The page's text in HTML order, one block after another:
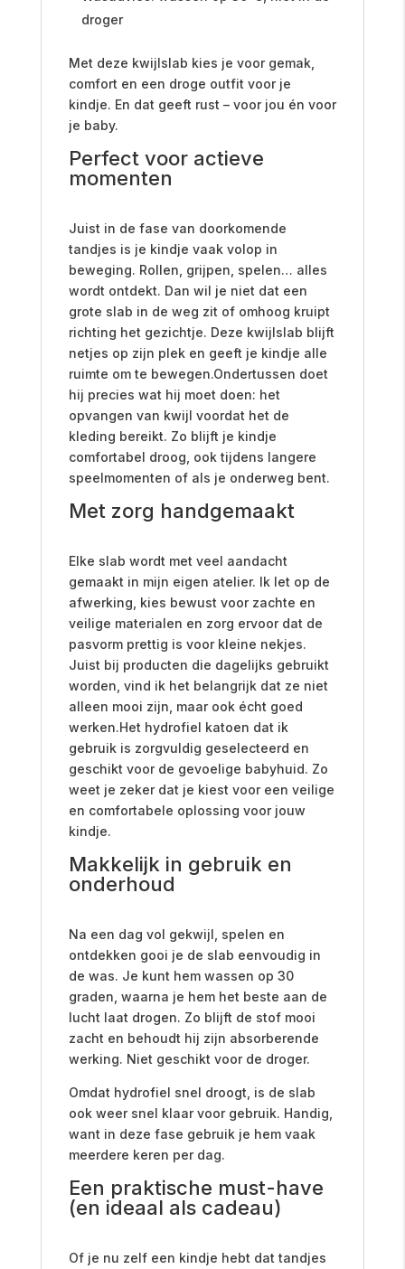
droger
Met deze kwijlslab kies je voor gemak,
comfort en een droge outfit voor je
kindje. En dat geeft rust – voor jou én voor
je baby.
Perfect voor actieve
momenten
Juist in de fase van doorkomende
tandjes is je kindje vaak volop in
beweging. Rollen, grijpen, spelen… alles
wordt ontdekt. Dan wil je niet dat een
grote slab in de weg zit of omhoog kruipt
richting het gezichtje. Deze kwijlslab blijft
netjes op zijn plek en geeft je kindje alle
ruimte om te bewegen.Ondertussen doet
hij precies wat hij moet doen: het
opvangen van kwijl voordat het de
kleding bereikt. Zo blijft je kindje
comfortabel droog, ook tijdens langere
speelmomenten of als je onderweg bent.
Met zorg handgemaakt
Elke slab wordt met veel aandacht
gemaakt in mijn eigen atelier. Ik let op de
afwerking, kies bewust voor zachte en
veilige materialen en zorg ervoor dat de
pasvorm prettig is voor kleine nekjes.
Juist bij producten die dagelijks gebruikt
worden, vind ik het belangrijk dat ze niet
alleen mooi zijn, maar ook écht goed
werken.Het hydrofiel katoen dat ik
gebruik is zorgvuldig geselecteerd en
geschikt voor de gevoelige babyhuid. Zo
weet je zeker dat je kiest voor een veilige
en comfortabele oplossing voor jouw
kindje.
Makkelijk in gebruik en
onderhoud
Na een dag vol gekwijl, spelen en
ontdekken gooi je de slab eenvoudig in
de was. Je kunt hem wassen op 30
graden, waarna je hem het beste aan de
lucht laat drogen. Zo blijft de stof mooi
zacht en behoudt hij zijn absorberende
werking. Niet geschikt voor de droger.
Omdat hydrofiel snel droogt, is de slab
ook weer snel klaar voor gebruik. Handig,
want in deze fase gebruik je hem vaak
meerdere keren per dag.
Een praktische must-have
(en ideaal als cadeau)
Of je nu zelf een kindje hebt dat tandjes